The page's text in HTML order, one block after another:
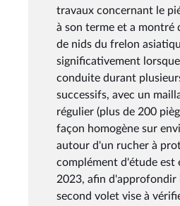
travaux concernant le
à son terme et a montré
de nids du frelon
significativement
conduite durant
successifs, avec un
régulier (plus de 200
façon homogène sur
autour d'un rucher à
complément d'étude est
2023, afin d'approfondir
second volet vise à